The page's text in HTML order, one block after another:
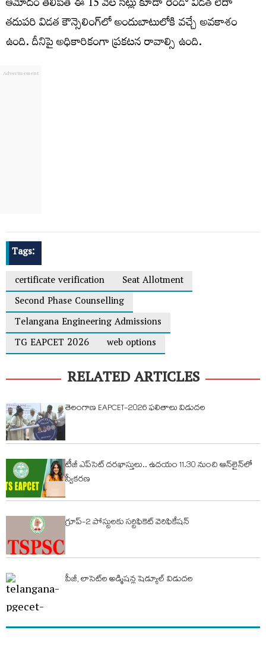
తదుపరి విడత కౌన్సెలింగ్‌లో అందుబాటులోకి వచ్చే అవకాశం
ఉంది. దీనిపై అధికారికంగా ప్రకటన రావాల్సి ఉంది.
Tags:
certificate verification
Seat Allotment
Second Phase Counselling
Telangana Engineering Admissions
TG EAPCET 2026
web options
RELATED ARTICLES
తెలంగాణ EAPCET-2026 ఫలితాలు విడుదల
టీజీ ఎప్‌సెట్ ద‌ర‌ఖాస్తులు.. ఉద‌యం 11.30 నుంచి ఆన్‌లైన్‌లో
స్వీక‌ర‌ణ‌
గ్రూప్-2 పోస్టులకు సర్టిఫికెట్ వెరిఫికేషన్
పీజీ, లాసెట్‌ల అడ్మిషన్ల షెడ్యూల్ విడుదల